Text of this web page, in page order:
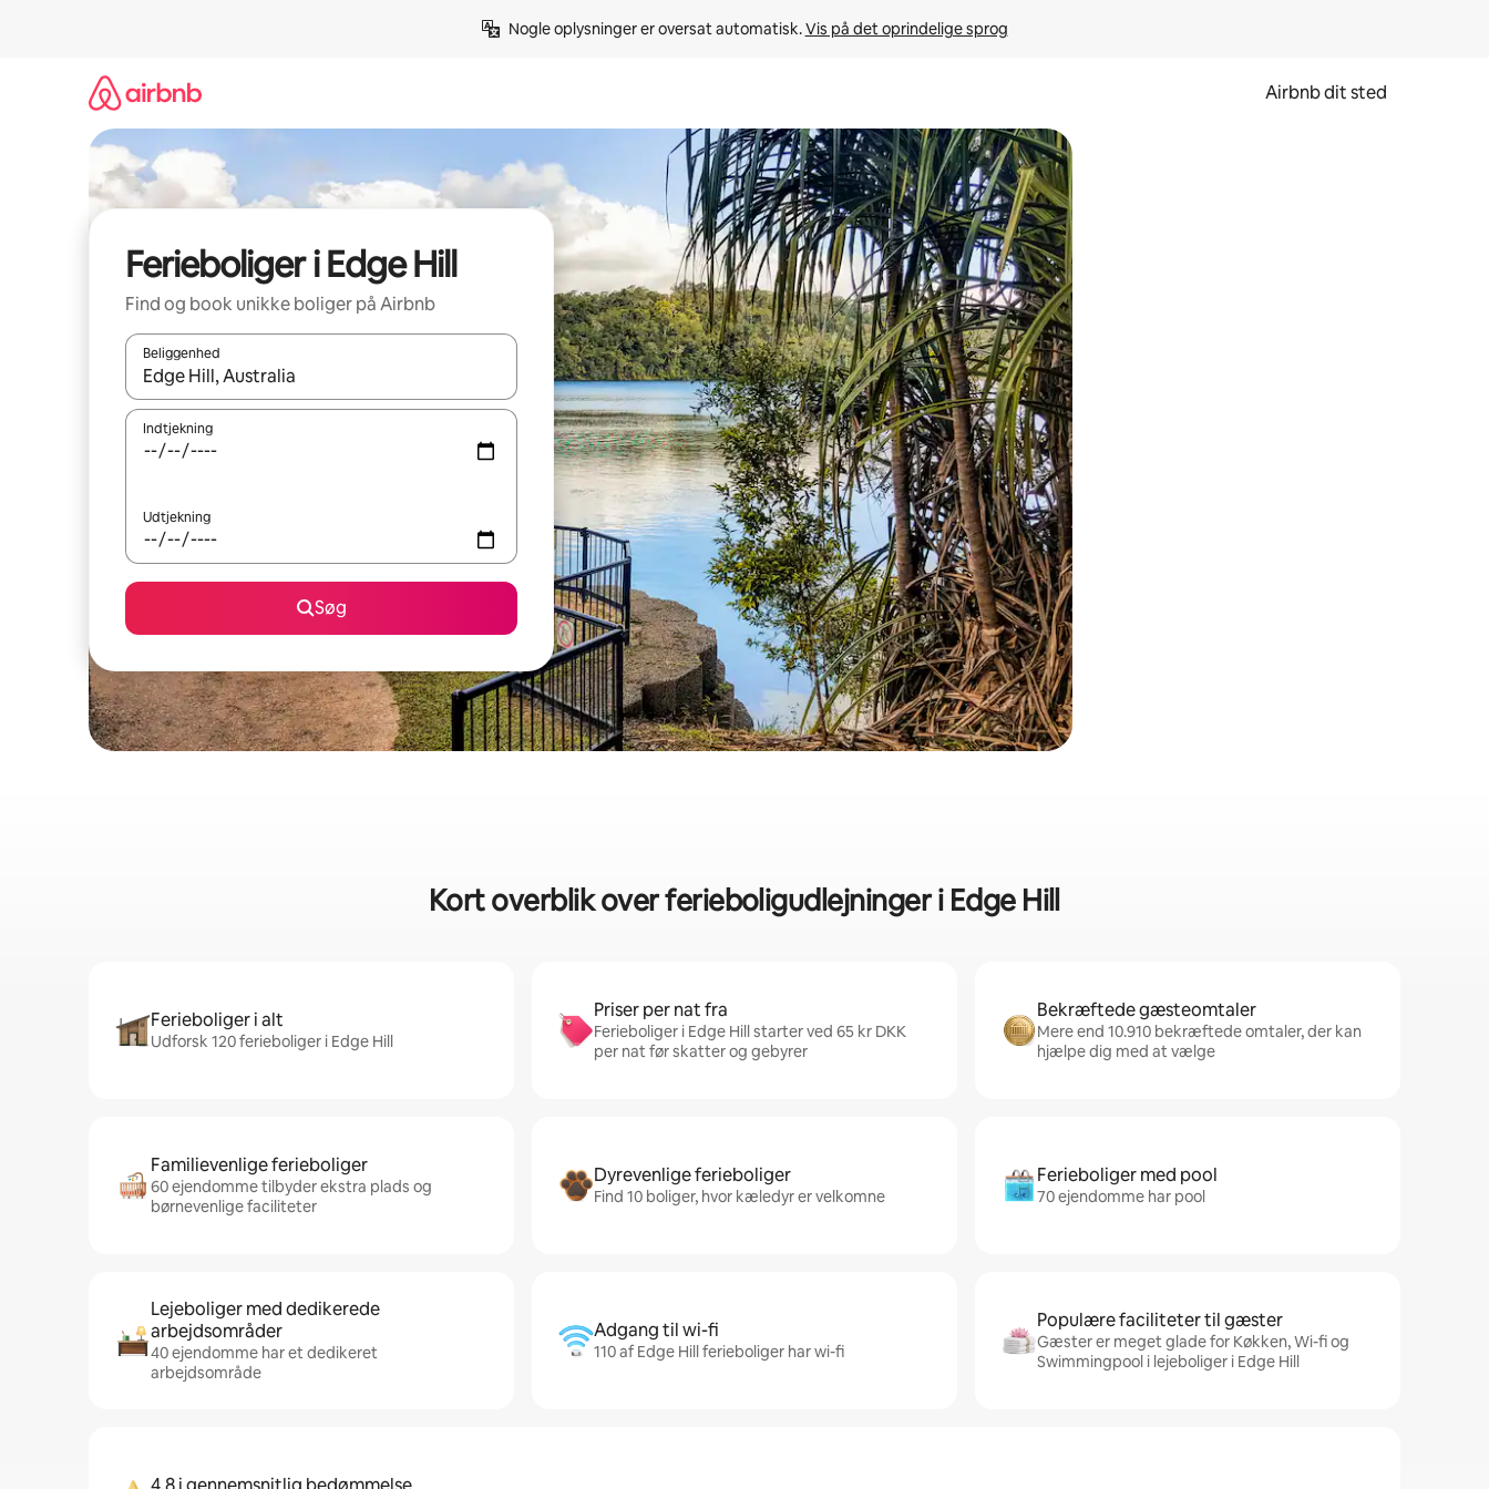
Nogle oplysninger er oversat automatisk. Vis på det oprindelige sprog
Airbnb dit sted
Ferieboliger i Edge Hill
Find og book unikke boliger på Airbnb
Beliggenhed
Når resultaterne er tilgængelige, skal du navigere med piletasterne op og ned eller se mere ved at trykke eller stryge.
Indtjekning
Udtjekning
Søg
Kort overblik over ferieboligudlejninger i Edge Hill
Ferieboliger i alt
Udforsk 120 ferieboliger i Edge Hill
Priser per nat fra
Ferieboliger i Edge Hill starter ved 65 kr DKK
per nat før skatter og gebyrer
Bekræftede gæsteomtaler
Mere end 10.910 bekræftede omtaler, der kan
hjælpe dig med at vælge
Familievenlige ferieboliger
60 ejendomme tilbyder ekstra plads og
børnevenlige faciliteter
Dyrevenlige ferieboliger
Find 10 boliger, hvor kæledyr er velkomne
Ferieboliger med pool
70 ejendomme har pool
Lejeboliger med dedikerede
arbejdsområder
40 ejendomme har et dedikeret
arbejdsområde
Adgang til wi-fi
110 af Edge Hill ferieboliger har wi-fi
Populære faciliteter til gæster
Gæster er meget glade for Køkken, Wi-fi og
Swimmingpool i lejeboliger i Edge Hill